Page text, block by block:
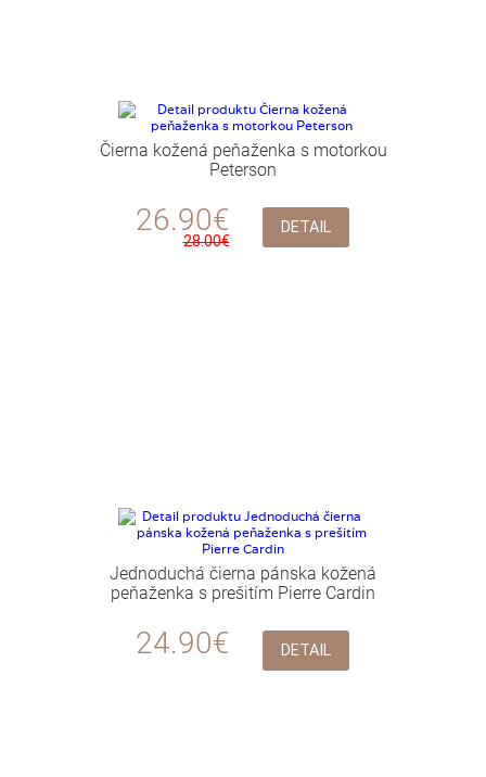
Čierna kožená peňaženka s motorkou
Peterson
26.90€
28.00€
DETAIL
Jednoduchá čierna pánska kožená
peňaženka s prešitím Pierre Cardin
24.90€ DETAIL